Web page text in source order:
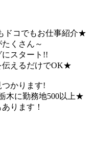
ドコでもお仕事紹介★
くさん～
スタート!!
伝えるだけでOK★
かります!
木に勤務地500以上★
ります！